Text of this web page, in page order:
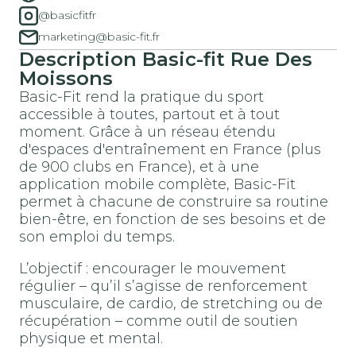
@basicfitfr
marketing@basic-fit.fr
Description Basic-fit Rue Des
Moissons
Basic-Fit rend la pratique du sport
accessible à toutes, partout et à tout
moment. Grâce à un réseau étendu
d'espaces d'entraînement en France (plus
de 900 clubs en France), et à une
application mobile complète, Basic-Fit
permet à chacune de construire sa routine
bien-être, en fonction de ses besoins et de
son emploi du temps.
L’objectif : encourager le mouvement
régulier – qu’il s’agisse de renforcement
musculaire, de cardio, de stretching ou de
récupération – comme outil de soutien
physique et mental.